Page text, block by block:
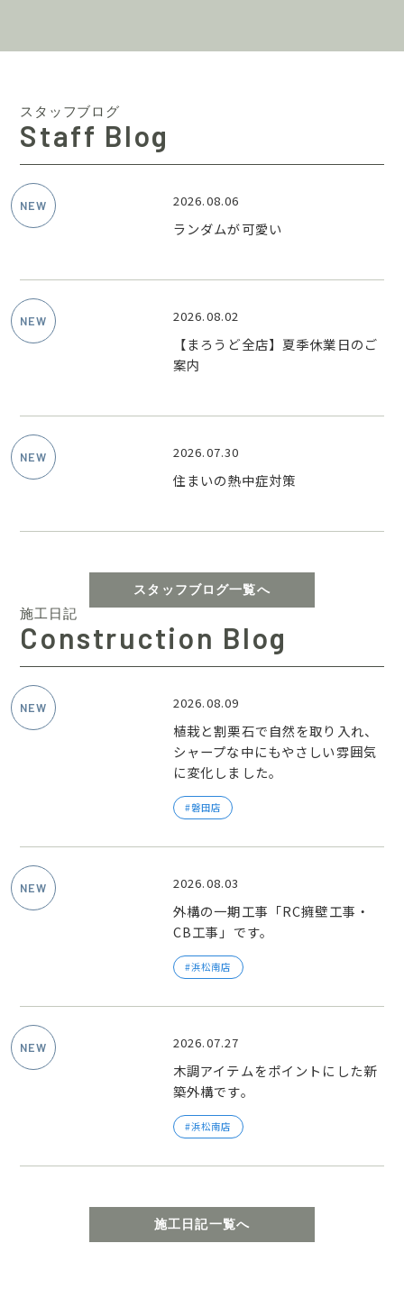
スタッフブログ
Staff Blog
2026.08.06
ランダムが可愛い
2026.08.02
【まろうど全店】夏季休業日のご
案内
2026.07.30
住まいの熱中症対策
スタッフブログ一覧へ
施工日記
Construction Blog
2026.08.09
植栽と割栗石で自然を取り入れ、
シャープな中にもやさしい雰囲気
に変化しました。
磐田店
2026.08.03
外構の一期工事「RC擁壁工事・
CB工事」です。
浜松南店
2026.07.27
木調アイテムをポイントにした新
築外構です。
浜松南店
施工日記一覧へ